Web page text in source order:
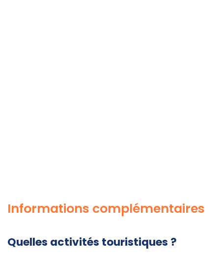
Informations complémentaires
Quelles activités touristiques ?